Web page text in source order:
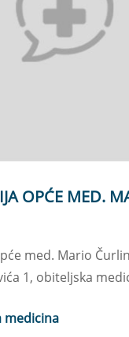
OPĆE MED.
med. Mario
1, obiteljska
medicina